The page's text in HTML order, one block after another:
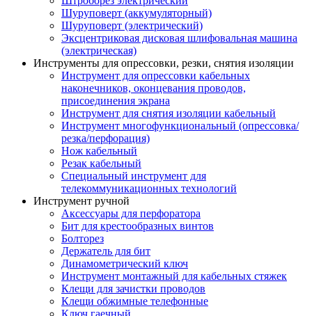
Шуруповерт (аккумуляторный)
Шуруповерт (электрический)
Эксцентриковая дисковая шлифовальная машина
(электрическая)
Инструменты для опрессовки, резки, снятия изоляции
Инструмент для опрессовки кабельных
наконечников, оконцевания проводов,
присоединения экрана
Инструмент для снятия изоляции кабельный
Инструмент многофункциональный (опрессовка/
резка/перфорация)
Нож кабельный
Резак кабельный
Специальный инструмент для
телекоммуникационных технологий
Инструмент ручной
Аксессуары для перфоратора
Бит для крестообразных винтов
Болторез
Держатель для бит
Динамометрический ключ
Инструмент монтажный для кабельных стяжек
Клещи для зачистки проводов
Клещи обжимные телефонные
Ключ гаечный